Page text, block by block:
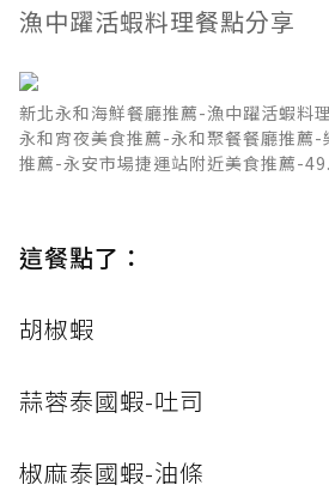
漁中躍活蝦料理餐點分享
新北永和海鮮餐廳推薦-漁中躍活蝦料
永和宵夜美食推薦-永和聚餐餐廳推薦-
推薦-永安市場捷運站附近美食推薦-
這餐點了：
胡椒蝦
蒜蓉泰國蝦-吐司
椒麻泰國蝦-油條